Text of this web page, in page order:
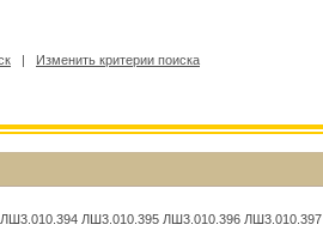
| Изменить критерии поиска
ЛШ3.010.395 ЛШ3.010.396 ЛШ3.010.397